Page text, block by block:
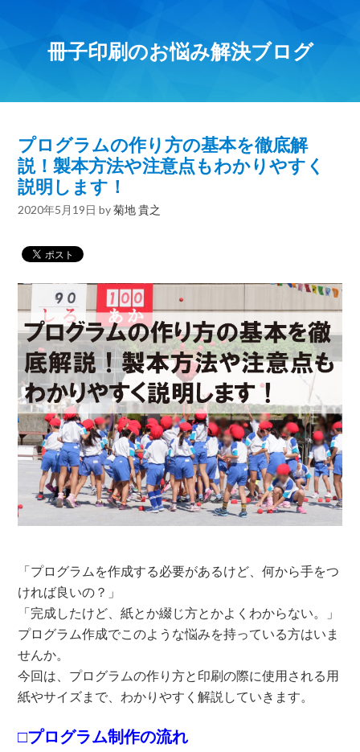
冊子印刷のお悩み解決ブログ
プログラムの作り方の基本を徹底解
説！製本方法や注意点もわかりやすく
説明します！
2020年5月19日 by菊地 貴之
「プログラムを作成する必要があるけど、何から手をつ
ければ良いの？」
「完成したけど、紙とか綴じ方とかよくわからない。」
プログラム作成でこのような悩みを持っている方はいま
せんか。
今回は、プログラムの作り方と印刷の際に使用される用
紙やサイズまで、わかりやすく解説していきます。
□プログラム制作の流れ